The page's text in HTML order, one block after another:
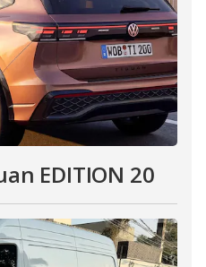
EDITION 20